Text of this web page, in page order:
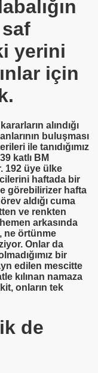
yerini
için
alındığı
buluşması
ile tanıdığımız
katlı BM
192 üye ülke
haftada bir
görebilirizer hafta
aldığı cuma
ve renkten
arkasında
ne örtünme
Onlar da
bir
edilen mescitte
kılınan namaza
onların tek
de